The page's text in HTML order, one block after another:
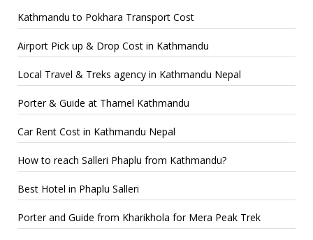
Kathmandu to Pokhara Transport Cost
Airport Pick up & Drop Cost in Kathmandu
Local Travel & Treks agency in Kathmandu Nepal
Porter & Guide at Thamel Kathmandu
Car Rent Cost in Kathmandu Nepal
How to reach Salleri Phaplu from Kathmandu?
Best Hotel in Phaplu Salleri
Porter and Guide from Kharikhola for Mera Peak Trek